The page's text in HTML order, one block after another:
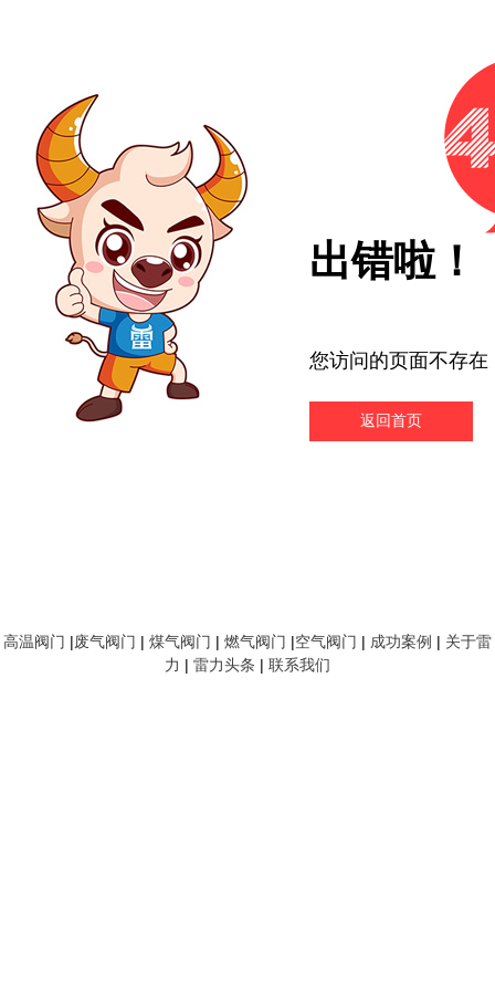
出错啦！
您访问的页面不存在
返回首页
高温阀门 |废气阀门 | 煤气阀门 | 燃气阀门 |空气阀门 | 成功案例 | 关于雷
力 | 雷力头条 | 联系我们